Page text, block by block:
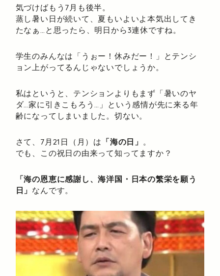
気づけばもう7月も後半。
蒸し暑い日が続いて、夏もいよいよ本気出してき
たなぁ…と思ったら、明日から3連休ですね。
学生のみんなは「うぉー！休みだー！」とテンシ
ョン上がってるんじゃないでしょうか。
私はというと、テンションよりもまず「暑いのヤ
ダ…家に引きこもろう…」という感情が先に来る年
齢になってしまいました。切ない。
さて、7月21日（月）は 「海の日」 。
でも、この祝日の由来って知ってますか？
「海の恩恵に感謝し、海洋国・日本の繁栄を願う
日」 なんです。